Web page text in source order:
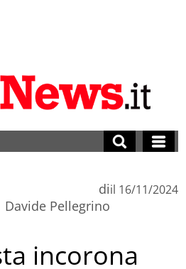
di
Davide Pellegrino
il 16/11/2024
incorona